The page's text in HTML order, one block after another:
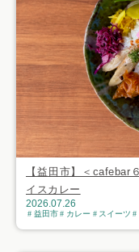
【益田市】＜cafebar
イスカレー
2026.07.26
益田市 カレー スイーツ